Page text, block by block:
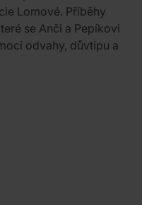
Lomové. Příběhy
se Anči a Pepíkovi
odvahy, důvtipu a